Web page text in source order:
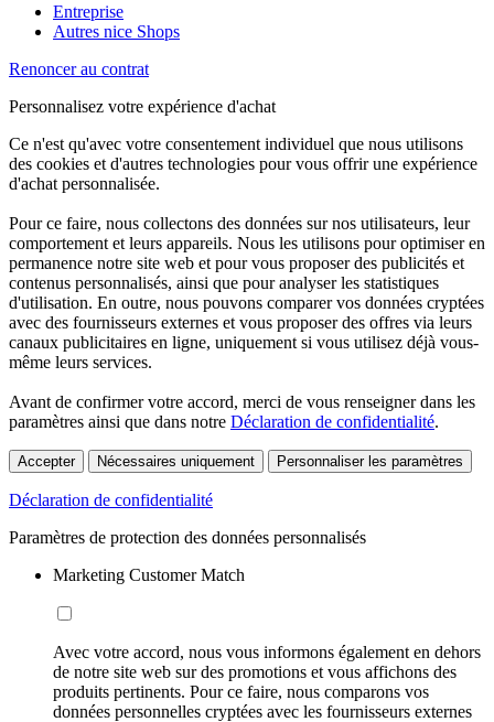
Entreprise
Autres nice Shops
Renoncer au contrat
Personnalisez votre expérience d'achat
Ce n'est qu'avec votre consentement individuel que nous utilisons
des cookies et d'autres technologies pour vous offrir une expérience
d'achat personnalisée.
Pour ce faire, nous collectons des données sur nos utilisateurs, leur
comportement et leurs appareils. Nous les utilisons pour optimiser en
permanence notre site web et pour vous proposer des publicités et
contenus personnalisés, ainsi que pour analyser les statistiques
d'utilisation. En outre, nous pouvons comparer vos données cryptées
avec des fournisseurs externes et vous proposer des offres via leurs
canaux publicitaires en ligne, uniquement si vous utilisez déjà vous-
même leurs services.
Avant de confirmer votre accord, merci de vous renseigner dans les
paramètres ainsi que dans notre Déclaration de confidentialité.
Accepter Nécessaires uniquement Personnaliser les paramètres
Déclaration de confidentialité
Paramètres de protection des données personnalisés
Marketing Customer Match
Avec votre accord, nous vous informons également en dehors
de notre site web sur des promotions et vous affichons des
produits pertinents. Pour ce faire, nous comparons vos
données personnelles cryptées avec les fournisseurs externes